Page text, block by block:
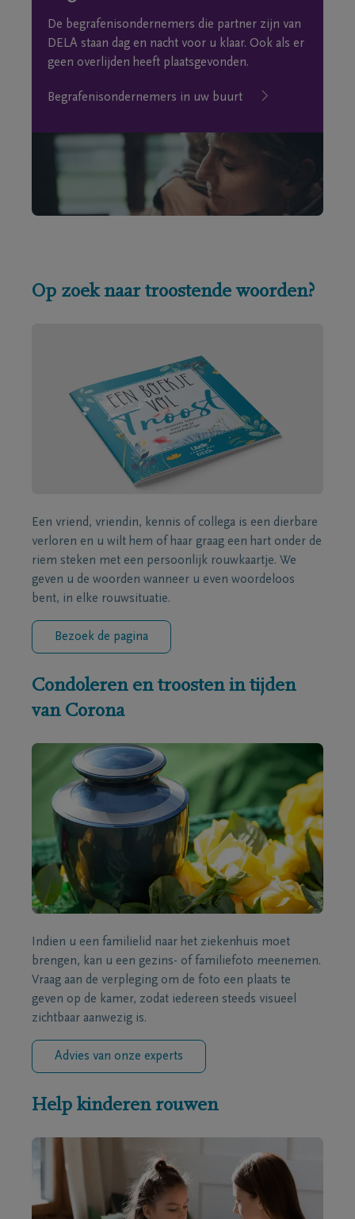
De begrafenisondernemers die partner zijn van
DELA staan dag en nacht voor u klaar. Ook als er
geen overlijden heeft plaatsgevonden.
Begrafenisondernemers in uw buurt
Op zoek naar troostende woorden?
Een vriend, vriendin, kennis of collega is een dierbare
verloren en u wilt hem of haar graag een hart onder de
riem steken met een persoonlijk rouwkaartje. We
geven u de woorden wanneer u even woordeloos
bent, in elke rouwsituatie.
Bezoek de pagina
Condoleren en troosten in tijden
van Corona
Indien u een familielid naar het ziekenhuis moet
brengen, kan u een gezins- of familiefoto meenemen.
Vraag aan de verpleging om de foto een plaats te
geven op de kamer, zodat iedereen steeds visueel
zichtbaar aanwezig is.
Advies van onze experts
Help kinderen rouwen